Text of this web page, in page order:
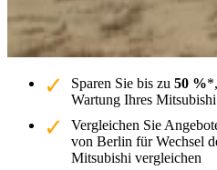
Sparen Sie bis zu 50 %
Wartung Ihres
Vergleichen Sie
von Berlin für Wechsel
Mitsubishi vergleichen